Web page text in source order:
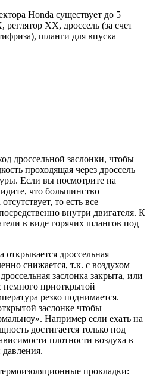
Honda существует до 5
ХХ, дроссель (за счет
шланги для впуска
дроссельной заслонки, чтобы
проходящая через дроссель
Если вы посмотрите на
что большинство
то есть все
внутри двигателя. К
в виде горячих шлангов под
открывается дроссельная
снижается, т.к. с воздухом
заслонка закрыта, или
немного приоткрытой
резко поднимается.
заслонке чтобы
Например если ехать на
достигается только под
плотности воздуха в
давления.
прокладки: